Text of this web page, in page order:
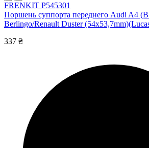
FRENKIT P545301
Поршень суппорта переднего Audi A4
Berlingo/Renault Duster
337 ₴